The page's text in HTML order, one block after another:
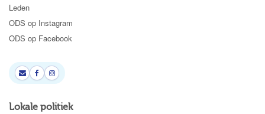
Leden
ODS op Instagram
ODS op Facebook
Lokale politiek